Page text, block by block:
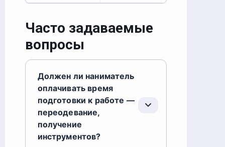
Часто задаваемые
вопросы
Должен ли наниматель
оплачивать время
подготовки к работе —
переодевание,
получение
инструментов?